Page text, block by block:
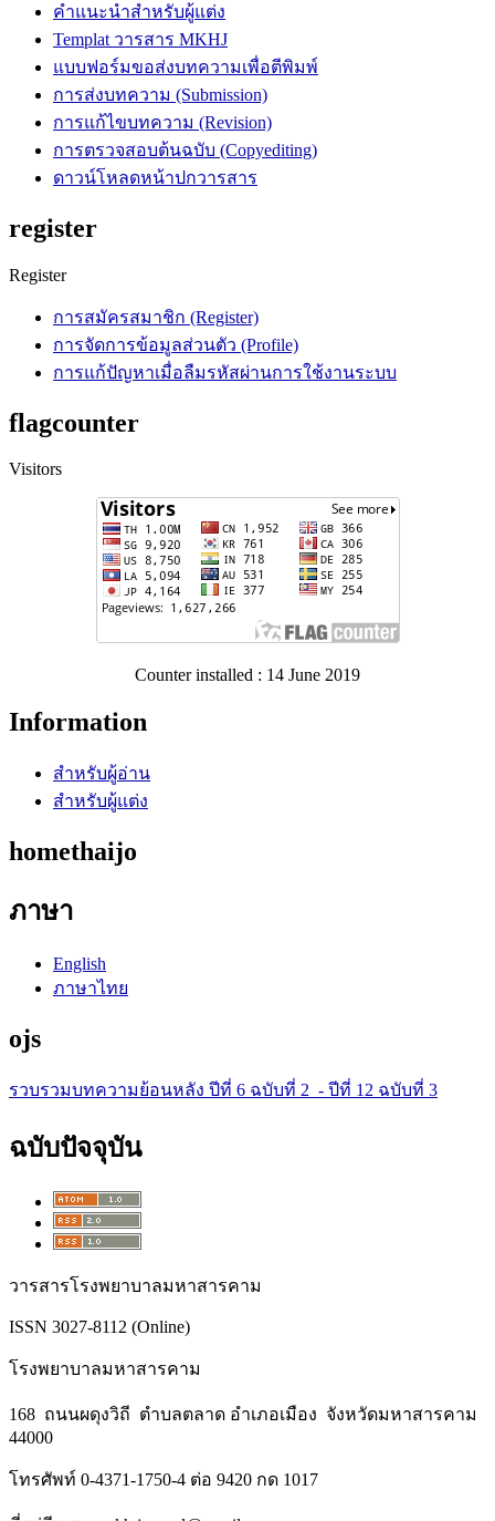
คำแนะนำสำหรับผู้แต่ง
Templat วารสาร MKHJ
แบบฟอร์มขอส่งบทความเพื่อตีพิมพ์
การส่งบทความ (Submission)
การแก้ไขบทความ (Revision)
การตรวจสอบต้นฉบับ (Copyediting)
ดาวน์โหลดหน้าปกวารสาร
register
Register
การสมัครสมาชิก (Register)
การจัดการข้อมูลส่วนตัว (Profile)
การแก้ปัญหาเมื่อลืมรหัสผ่านการใช้งานระบบ
flagcounter
Visitors
Counter installed : 14 June 2019
Information
สำหรับผู้อ่าน
สำหรับผู้แต่ง
homethaijo
ภาษา
English
ภาษาไทย
ojs
รวบรวมบทความย้อนหลัง ปีที่ 6 ฉบับที่ 2 - ปีที่ 12 ฉบับที่ 3
ฉบับปัจจุบัน
วารสารโรงพยาบาลมหาสารคาม
ISSN 3027-8112 (Online)
โรงพยาบาลมหาสารคาม
168 ถนนผดุงวิถี ตำบลตลาด อำเภอเมือง จังหวัดมหาสารคาม
44000
โทรศัพท์ 0-4371-1750-4 ต่อ 9420 กด 1017